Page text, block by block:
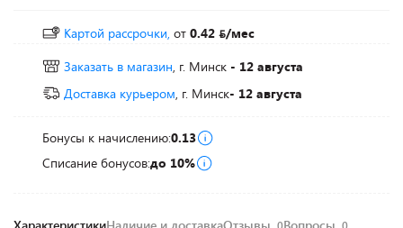
Картой рассрочки, от 0.42
/мес
Заказать в магазин, г. Минск - 12 августа
Доставка курьером, г. Минск- 12 августа
Бонусы к начислению:0.13
Списание бонусов:до 10%